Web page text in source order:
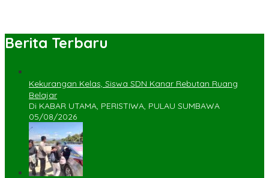
Berita Terbaru
Kekurangan Kelas, Siswa SDN Kanar Rebutan Ruang
Belajar
Di KABAR UTAMA, PERISTIWA, PULAU SUMBAWA
05/08/2026